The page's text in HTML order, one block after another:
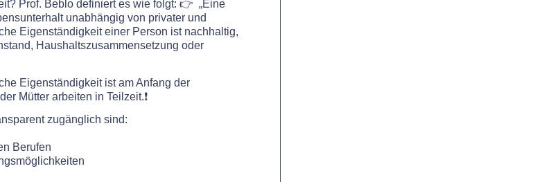
Prof. Beblo definiert es wie folgt: 👉 „Eine
unabhängig von privater und
Eigenständigkeit einer Person ist nachhaltig,
Haushaltszusammensetzung oder
Eigenständigkeit ist am Anfang der
Mütter arbeiten in Teilzeit.❗
zugänglich sind:
Berufen